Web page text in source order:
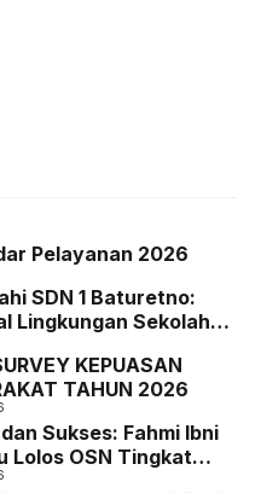
Pelayanan 2026
SDN 1 Baturetno:
Lingkungan Sekolah
Baru
KEPUASAN
TAHUN 2026
Sukses: Fahmi Ibni
Lolos OSN Tingkat
Kota 2026!